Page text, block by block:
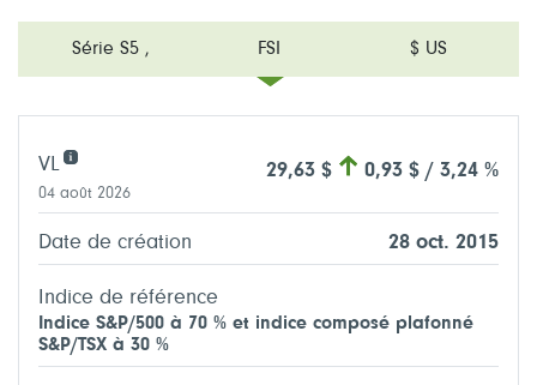
Série S5 , FSI $ US
VL 29,63 $ 0,93 $ / 3,24 %
04 août 2026
Date de création 28 oct. 2015
Indice de référence
Indice S&P/500 à 70 % et indice composé plafonné
S&P/TSX à 30 %